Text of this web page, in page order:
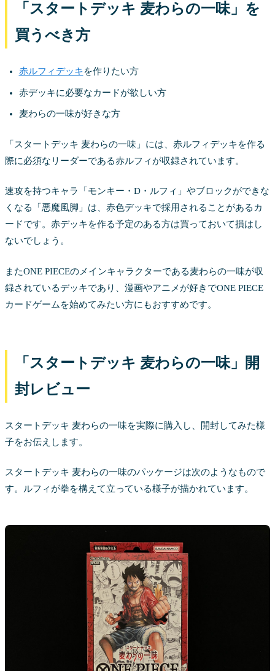
「スタートデッキ 麦わらの一味」を
買うべき方
赤ルフィデッキを作りたい方
赤デッキに必要なカードが欲しい方
麦わらの一味が好きな方
「スタートデッキ 麦わらの一味」には、赤ルフィデッキを作る
際に必須なリーダーである赤ルフィが収録されています。
速攻を持つキャラ「モンキー・D・ルフィ」やブロックができな
くなる「悪魔風脚」は、赤色デッキで採用されることがあるカ
ードです。赤デッキを作る予定のある方は買っておいて損はし
ないでしょう。
またONE PIECEのメインキャラクターである麦わらの一味が収
録されているデッキであり、漫画やアニメが好きでONE PIECE
カードゲームを始めてみたい方にもおすすめです。
「スタートデッキ 麦わらの一味」開
封レビュー
スタートデッキ 麦わらの一味を実際に購入し、開封してみた様
子をお伝えします。
スタートデッキ 麦わらの一味のパッケージは次のようなもので
す。ルフィが拳を構えて立っている様子が描かれています。